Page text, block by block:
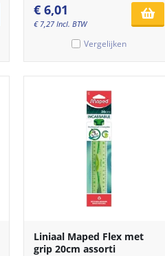
€ 6,01
€ 7,27 Incl. BTW
Vergelijken
Liniaal Maped Flex met
grip 20cm assorti